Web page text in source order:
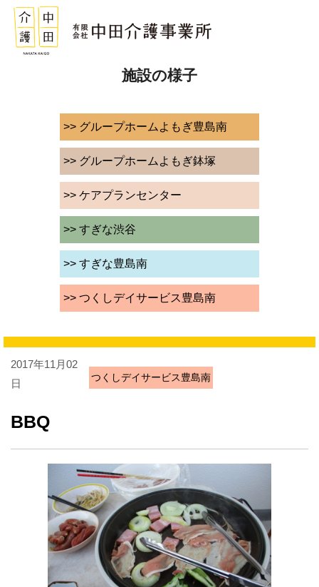
施設の様子
>> グループホームよもぎ豊島南
>> グループホームよもぎ鉢塚
>> ケアプランセンター
>> すぎな渋谷
>> すぎな豊島南
>> つくしデイサービス豊島南
2017年11月02
日
つくしデイサービス豊島南
BBQ